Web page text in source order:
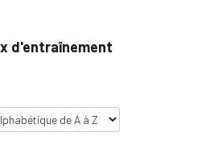
d'entraînement